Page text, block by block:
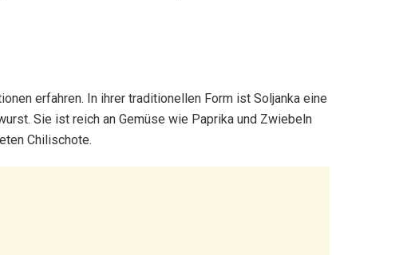
erfahren. In ihrer traditionellen Form ist Soljanka eine
Sie ist reich an Gemüse wie Paprika und Zwiebeln
Chilischote.